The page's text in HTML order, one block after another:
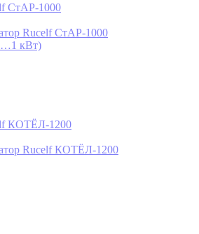
Rucelf СтАР-1000
кВт)
Rucelf КОТЁЛ-1200